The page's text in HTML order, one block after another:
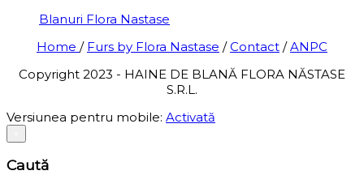
Blanuri Flora Nastase
Home / Furs by Flora Nastase /Contact /ANPC
Copyright 2023 - HAINE DE BLANĂ FLORA NĂSTASE
S.R.L.
Versiunea pentru mobile: Activată
Caută